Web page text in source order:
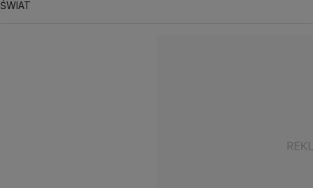
ŚWIAT